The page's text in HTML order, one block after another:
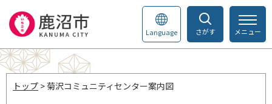
さがす
Language メニュー
トップ > 菊沢コミュニティセンター案内図